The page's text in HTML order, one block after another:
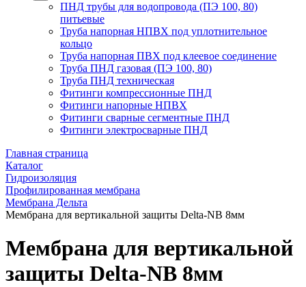
ПНД трубы для водопровода (ПЭ 100, 80)
питьевые
Труба напорная НПВХ под уплотнительное
кольцо
Труба напорная ПВХ под клеевое соединение
Труба ПНД газовая (ПЭ 100, 80)
Труба ПНД техническая
Фитинги компрессионные ПНД
Фитинги напорные НПВХ
Фитинги сварные сегментные ПНД
Фитинги электросварные ПНД
Главная страница
Каталог
Гидроизоляция
Профилированная мембрана
Мембрана Дельта
Мембрана для вертикальной защиты Delta-NB 8мм
Мембрана для вертикальной
защиты Delta-NB 8мм